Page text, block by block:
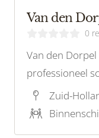
Van den
0
Van den
professioneel
middelgrote
Zuid-